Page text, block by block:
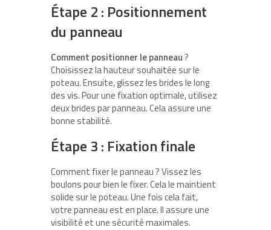
Étape 2 : Positionnement
du panneau
Comment positionner le panneau?
Choisissez la hauteur souhaitée sur le
poteau. Ensuite, glissez les brides le long
des vis. Pour une fixation optimale, utilisez
deux brides par panneau. Cela assure une
bonne stabilité.
Étape 3 : Fixation finale
Comment fixer le panneau ? Vissez les
boulons pour bien le fixer. Cela le maintient
solide sur le poteau. Une fois cela fait,
votre panneau est en place. Il assure une
visibilité et une sécurité maximales.